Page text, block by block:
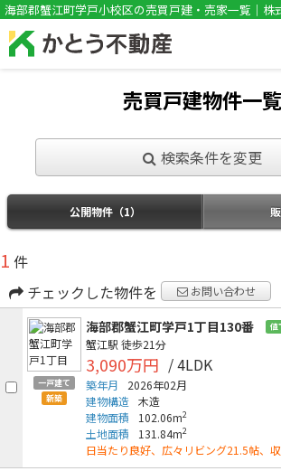
!DOCTYPE html>
海部郡蟹江町学戸小校区の売買戸建・売家一覧｜株
売買戸建物件一覧
検索条件を変更
公開物件（1）
1 件
チェックした物件を
お問い合わせ
一戸建て
新築
海部郡蟹江町学戸1丁目130番 値
蟹江駅 徒歩21分
3,090万円 / 4LDK
築年月
2026年02月
建物構造 木造
建物面積
102.06m2
土地面積 131.84m2
日当たり良好、広々リビング21.5帖、